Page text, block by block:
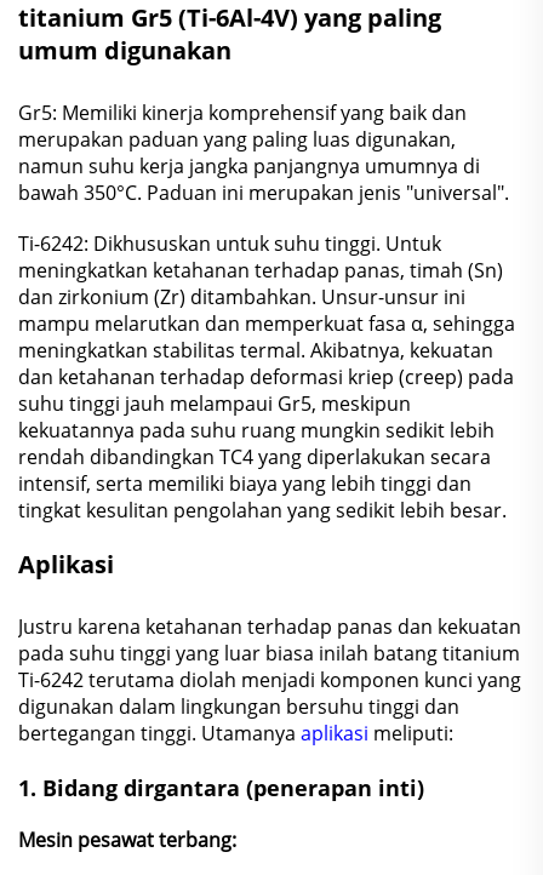
titanium Gr5 (Ti-6Al-4V) yang paling
umum digunakan
Gr5: Memiliki kinerja komprehensif yang baik dan
merupakan paduan yang paling luas digunakan,
namun suhu kerja jangka panjangnya umumnya di
bawah 350°C. Paduan ini merupakan jenis "universal".
Ti-6242: Dikhususkan untuk suhu tinggi. Untuk
meningkatkan ketahanan terhadap panas, timah (Sn)
dan zirkonium (Zr) ditambahkan. Unsur-unsur ini
mampu melarutkan dan memperkuat fasa α, sehingga
meningkatkan stabilitas termal. Akibatnya, kekuatan
dan ketahanan terhadap deformasi kriep (creep) pada
suhu tinggi jauh melampaui Gr5, meskipun
kekuatannya pada suhu ruang mungkin sedikit lebih
rendah dibandingkan TC4 yang diperlakukan secara
intensif, serta memiliki biaya yang lebih tinggi dan
tingkat kesulitan pengolahan yang sedikit lebih besar.
Aplikasi
Justru karena ketahanan terhadap panas dan kekuatan
pada suhu tinggi yang luar biasa inilah batang titanium
Ti-6242 terutama diolah menjadi komponen kunci yang
digunakan dalam lingkungan bersuhu tinggi dan
bertegangan tinggi. Utamanya aplikasi meliputi:
1. Bidang dirgantara (penerapan inti)
Mesin pesawat terbang: